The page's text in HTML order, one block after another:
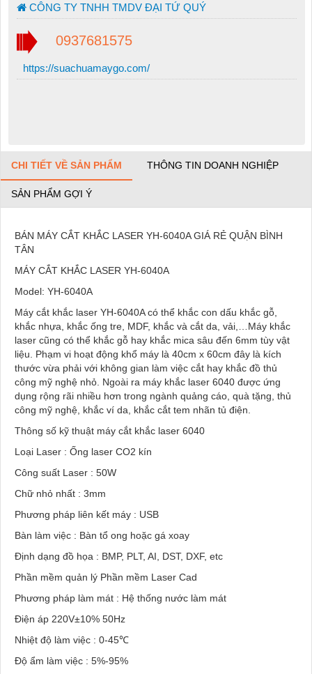
CÔNG TY TNHH TMDV ĐẠI TỨ QUÝ
0937681575
https://suachuamaygo.com/
CHI TIẾT VỀ SẢN PHẨM THÔNG TIN DOANH NGHIỆP
SẢN PHẨM GỢI Ý
BÁN MÁY CẮT KHẮC LASER YH-6040A GIÁ RẺ QUẬN BÌNH
TÂN
MÁY CẮT KHẮC LASER YH-6040A
Model: YH-6040A
Máy cắt khắc laser YH-6040A có thể khắc con dấu khắc gỗ,
khắc nhựa, khắc ống tre, MDF, khắc và cắt da, vải,…Máy khắc
laser cũng có thể khắc gỗ hay khắc mica sâu đến 6mm tùy vật
liệu. Phạm vi hoạt động khổ máy là 40cm x 60cm đây là kích
thước vừa phải với không gian làm việc cắt hay khắc đồ thủ
công mỹ nghệ nhỏ. Ngoài ra máy khắc laser 6040 được ứng
dụng rộng rãi nhiều hơn trong ngành quảng cáo, quà tặng, thủ
công mỹ nghệ, khắc ví da, khắc cắt tem nhãn tủ điện.
Thông số kỹ thuật máy cắt khắc laser 6040
Loại Laser : Ống laser CO2 kín
Công suất Laser : 50W
Chữ nhỏ nhất : 3mm
Phương pháp liên kết máy : USB
Bàn làm việc : Bàn tổ ong hoặc gá xoay
Định dạng đồ họa : BMP, PLT, AI, DST, DXF, etc
Phần mềm quản lý Phần mềm Laser Cad
Phương pháp làm mát : Hệ thống nước làm mát
Điện áp 220V±10% 50Hz
Nhiệt độ làm việc : 0-45℃
Độ ẩm làm việc : 5%-95%